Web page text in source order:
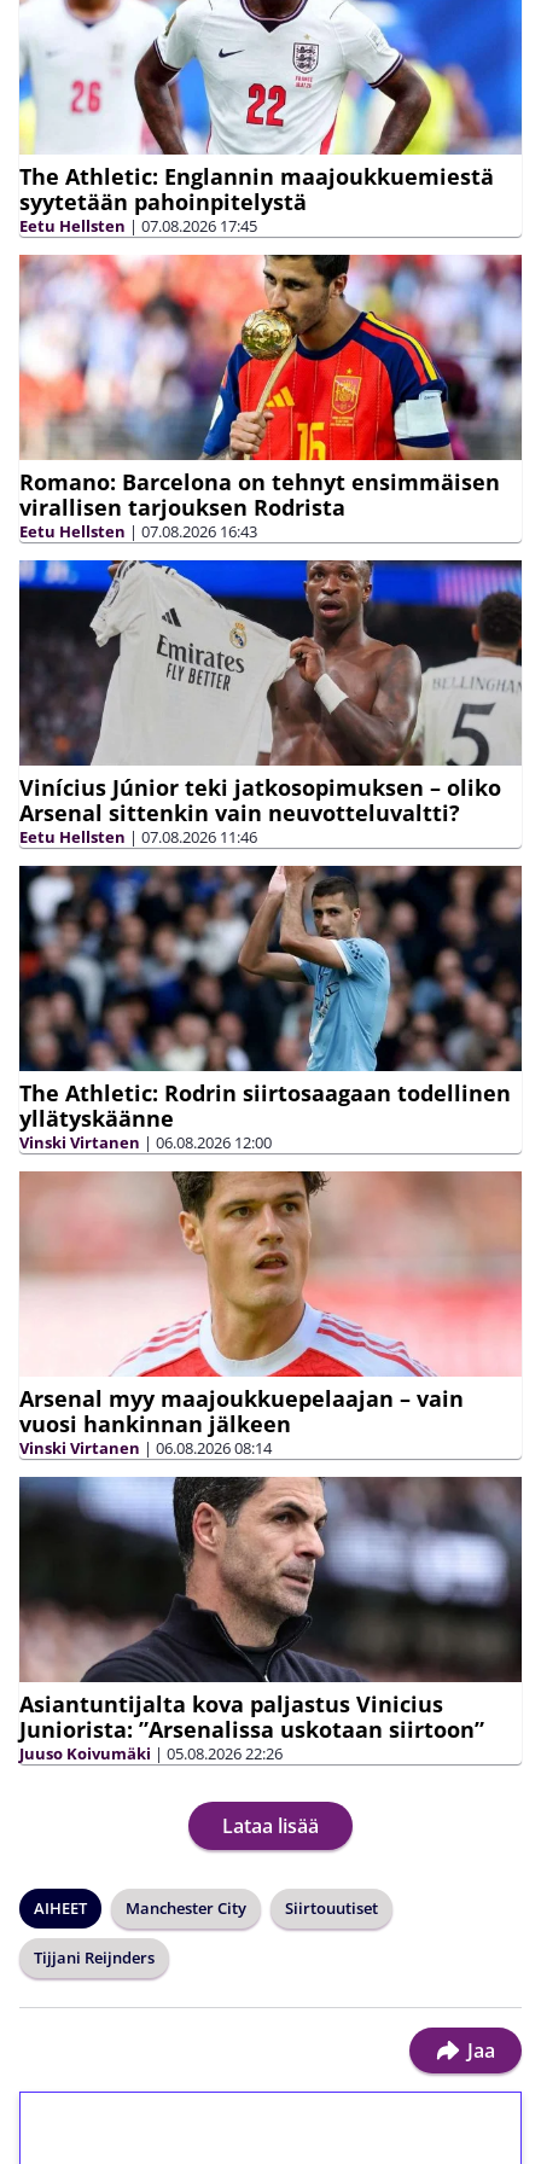
The Athletic: Englannin maajoukkuemiestä
syytetään pahoinpitelystä
Eetu Hellsten | 07.08.2026 17:45
Romano: Barcelona on tehnyt ensimmäisen
virallisen tarjouksen Rodrista
Eetu Hellsten | 07.08.2026 16:43
Vinícius Júnior teki jatkosopimuksen – oliko
Arsenal sittenkin vain neuvotteluvaltti?
Eetu Hellsten | 07.08.2026 11:46
The Athletic: Rodrin siirtosaagaan todellinen
yllätyskäänne
Vinski Virtanen | 06.08.2026 12:00
Arsenal myy maajoukkuepelaajan – vain
vuosi hankinnan jälkeen
Vinski Virtanen | 06.08.202608:14
Asiantuntijalta kova paljastus Vinicius
Juniorista: ”Arsenalissa uskotaan siirtoon”
Juuso Koivumäki | 05.08.202622:26
Lataa lisää
AIHEET Manchester City Siirtouutiset
Tijjani Reijnders
Jaa